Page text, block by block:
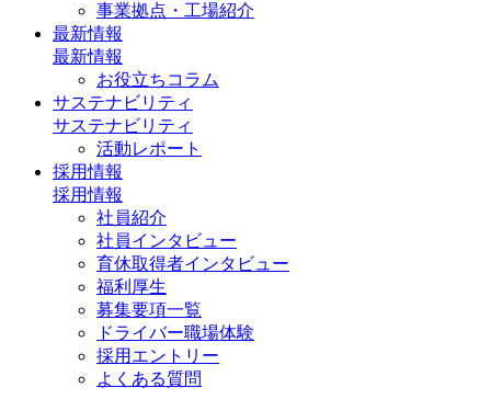
事業拠点・工場紹介
最新情報
最新情報
お役立ちコラム
サステナビリティ
サステナビリティ
活動レポート
採用情報
採用情報
社員紹介
社員インタビュー
育休取得者インタビュー
福利厚生
募集要項一覧
ドライバー職場体験
採用エントリー
よくある質問